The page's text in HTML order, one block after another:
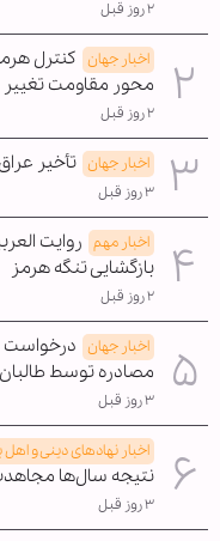
۲ روز قبل
اخبار جهان کنترل
محور مقاومت
۲ روز قبل
اخبار جهان تأخیر
۳ روز قبل
اخبار مهم روایت
بازگشایی تنگه هرمز
۲ روز قبل
اخبار جهان درخواست
مصادره توسط طالبان
۳ روز قبل
اخبار نهادهای دینی و
نتیجه سال‌ها
۳ روز قبل